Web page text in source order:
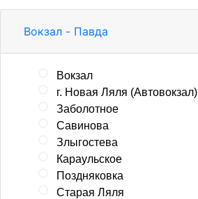
Вокзал - Павда
Вокзал
г. Новая Ляля (Автовокзал)
Заболотное
Савинова
Злыгостева
Караульское
Поздняковка
Старая Ляля